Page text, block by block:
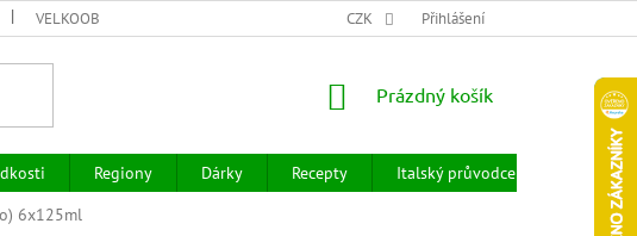
VELKOOBCHOD HODNOCENÍ OBCHODU OBCHODNÍ PODMÍNKY
CZK Přihlášení
NÁKUPNÍ
Prázdný košík
Regiony Dárky Recepty Italský průvodce
Prodejny
6x125ml